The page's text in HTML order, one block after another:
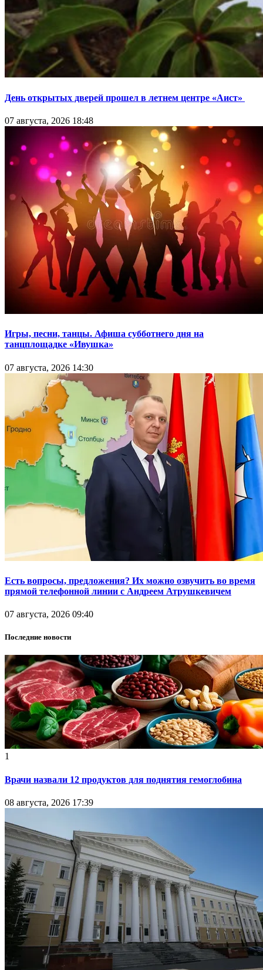
День открытых дверей прошел в летнем центре «Аист»
07 августа, 2026 18:48
Игры, песни, танцы. Афиша субботнего дня на
танцплощадке «Ивушка»
07 августа, 2026 14:30
Есть вопросы, предложения? Их можно озвучить во время
прямой телефонной линии с Андреем Атрушкевичем
07 августа, 2026 09:40
Последние новости
1
Врачи назвали 12 продуктов для поднятия гемоглобина
08 августа, 2026 17:39